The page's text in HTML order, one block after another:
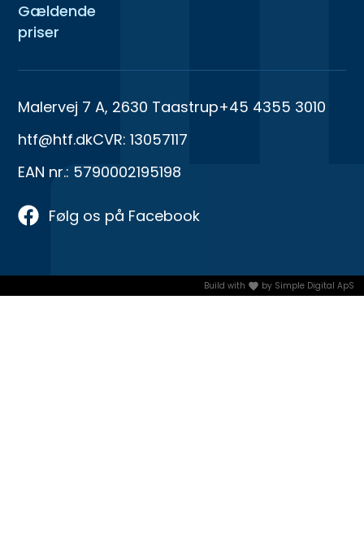
Gældende
priser
Malervej 7 A, 2630 Taastrup+45 4355 3010
htf@htf.dkCVR: 13057117
EAN nr.: 5790002195198
Følg os på Facebook
Build with by Simple Digital ApS